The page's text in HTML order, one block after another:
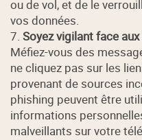
ou de vol, et de le
vos données.
7.Soyez vigilant face
Méfiez-vous des
ne cliquez pas sur les
provenant de sources
phishing peuvent être
informations
malveillants sur votre